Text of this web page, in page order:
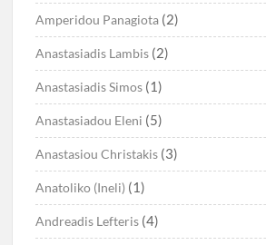
Amperidou Panagiota (2)
Anastasiadis Lambis (2)
Anastasiadis Simos (1)
Anastasiadou Eleni (5)
Anastasiou Christakis (3)
Anatoliko (Ineli) (1)
Andreadis Lefteris (4)